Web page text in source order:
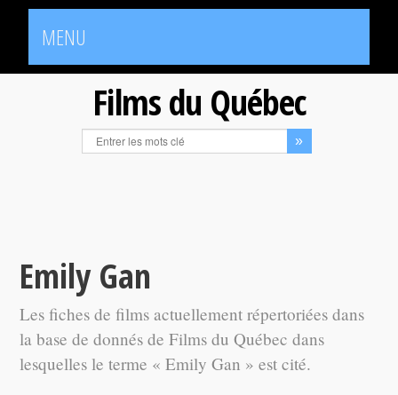
MENU
Films du Québec
Emily Gan
Les fiches de films actuellement répertoriées dans
la base de donnés de Films du Québec dans
lesquelles le terme « Emily Gan » est cité.